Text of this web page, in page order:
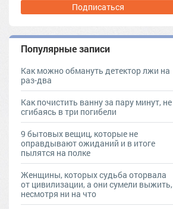
Подписаться
Популярные записи
Как можно обмануть детектор лжи на
раз-два
Как почистить ванну за пару минут, не
сгибаясь в три погибели
9 бытовых вещиц, которые не
оправдывают ожиданий и в итоге
пылятся на полке
Женщины, которых судьба оторвала
от цивилизации, а они сумели выжить,
несмотря ни на что